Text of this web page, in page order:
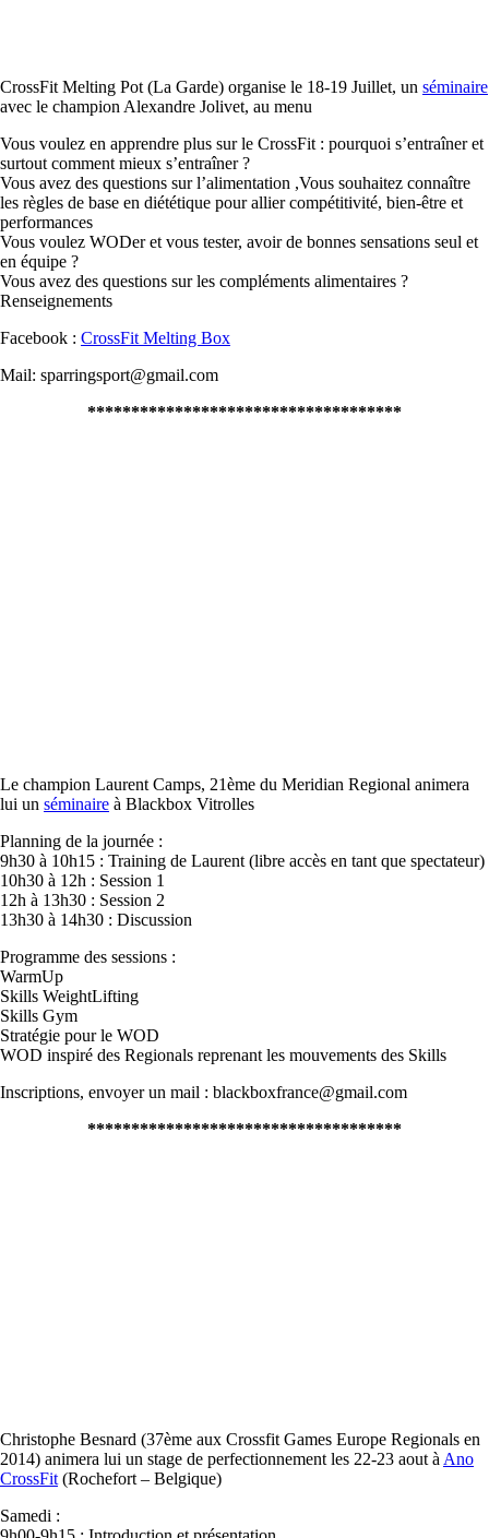
CrossFit Melting Pot (La Garde) organise le 18-19 Juillet, un séminaire
avec le champion Alexandre Jolivet, au menu
Vous voulez en apprendre plus sur le CrossFit : pourquoi s’entraîner et
surtout comment mieux s’entraîner ?
Vous avez des questions sur l’alimentation ,Vous souhaitez connaître
les règles de base en diététique pour allier compétitivité, bien-être et
performances
Vous voulez WODer et vous tester, avoir de bonnes sensations seul et
en équipe ?
Vous avez des questions sur les compléments alimentaires ?
Renseignements
Facebook : CrossFit Melting Box
Mail: sparringsport@gmail.com
************************************
Le champion Laurent Camps, 21ème du Meridian Regional animera
lui un séminaire à Blackbox Vitrolles
Planning de la journée :
9h30 à 10h15 : Training de Laurent (libre accès en tant que spectateur)
10h30 à 12h : Session 1
12h à 13h30 : Session 2
13h30 à 14h30 : Discussion
Programme des sessions :
WarmUp
Skills WeightLifting
Skills Gym
Stratégie pour le WOD
WOD inspiré des Regionals reprenant les mouvements des Skills
Inscriptions, envoyer un mail : blackboxfrance@gmail.com
************************************
Christophe Besnard (37ème aux Crossfit Games Europe Regionals en
2014) animera lui un stage de perfectionnement les 22-23 aout à Ano
CrossFit (Rochefort – Belgique)
Samedi :